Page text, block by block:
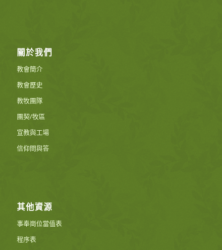
關於我們
教會簡介
教會歷史
教牧團隊
團契/牧區
宣教與工場
信仰問與答
其他資源
事奉崗位當值表
程序表